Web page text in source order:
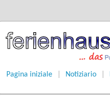
Pagina iniziale Notiziario